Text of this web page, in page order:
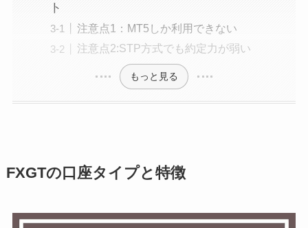
ト
注意点1：MT5しか利用できない
注意点2:STP方式でも約定力が弱い
もっと見る
FXGTの口座タイプと特徴